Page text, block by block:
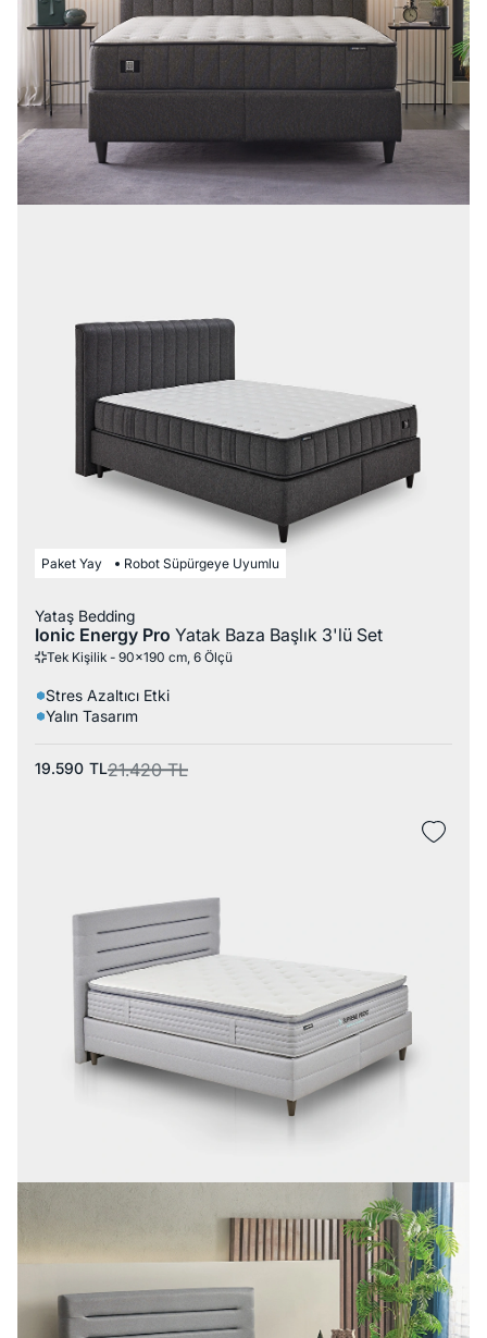
Paket Yay Robot Süpürgeye Uyumlu
Yataş Bedding
Ionic Energy Pro Yatak Baza Başlık 3'lü Set
Tek Kişilik - 90x190 cm, 6 Ölçü
Stres Azaltıcı Etki
Yalın Tasarım
21.420 TL
19.590 TL